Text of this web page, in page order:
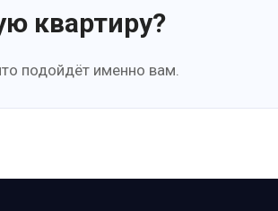
квартиру?
подойдёт именно вам.